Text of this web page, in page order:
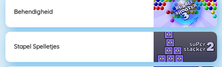
Behendigheid
Stapel Spelletjes